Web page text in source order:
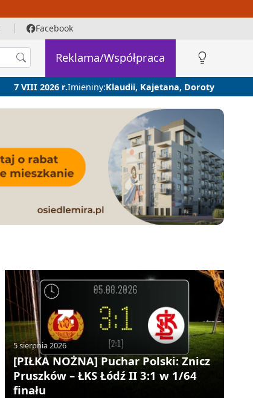
Facebook
Reklama/Współpraca
7 VIII 2026 r.Imieniny:Klaudii, Kajetana, Doroty
5 sierpnia 2026
[PIŁKA NOŻNA] Puchar Polski: Znicz
Pruszków – ŁKS Łódź II 3:1 w 1/64
finału